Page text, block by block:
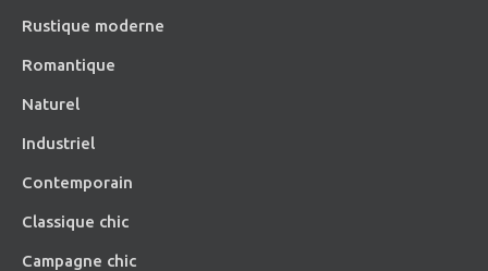
Rustique moderne
Romantique
Naturel
Industriel
Contemporain
Classique chic
Campagne chic